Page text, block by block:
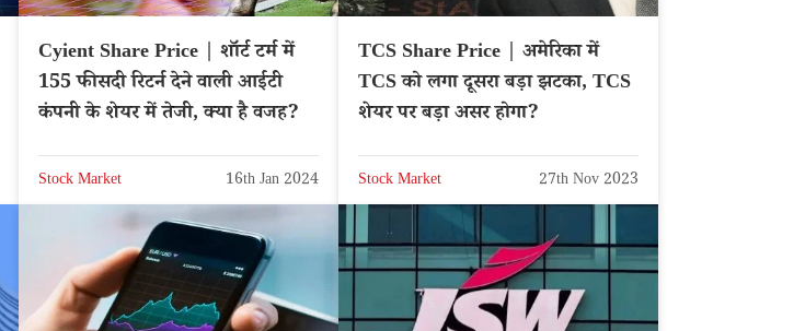
Cyient Share Price | शॉर्ट टर्म में
155 फीसदी रिटर्न देने वाली आईटी
कंपनी के शेयर में तेजी, क्या है वजह?
Stock Market 16th Jan 2024
TCS Share Price | अमेरिका में
TCS को लगा दूसरा बड़ा झटका, TCS
शेयर पर बड़ा असर होगा?
Stock Market 27th Nov 2023